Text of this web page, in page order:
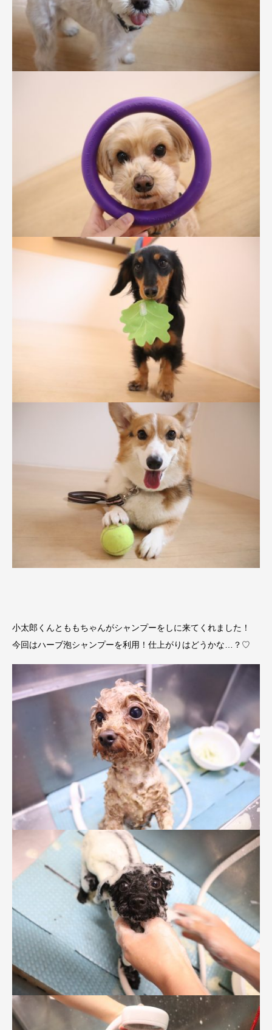
小太郎くんとももちゃんがシャンプーをしに来てくれました！
今回はハーブ泡シャンプーを利用！仕上がりはどうかな…？♡